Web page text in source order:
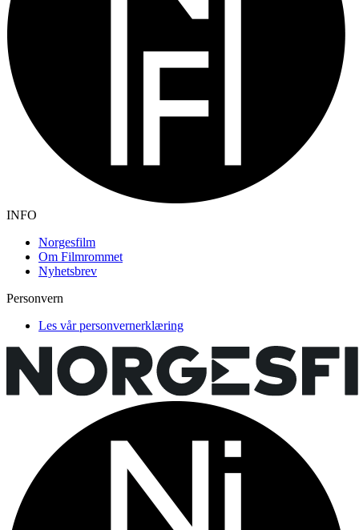
INFO
Norgesfilm
Om Filmrommet
Nyhetsbrev
Personvern
Les vår personvernerklæring